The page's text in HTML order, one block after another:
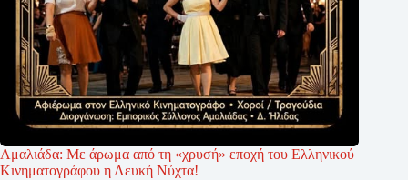
Αμαλιάδα: Με άρωμα από τη «χρυσή» εποχή του Ελληνικού
Κινηματογράφου η Λευκή Νύχτα!